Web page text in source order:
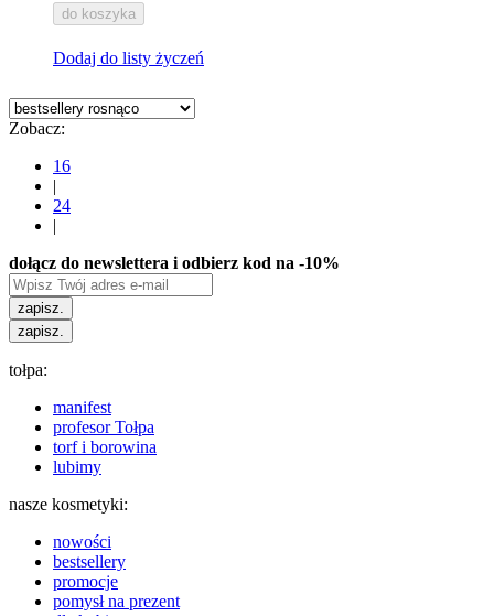
do koszyka
Dodaj do listy życzeń
Zobacz:
16
|
24
|
dołącz do newslettera i odbierz kod na -10%
zapisz.
zapisz.
tołpa:
manifest
profesor Tołpa
torf i borowina
lubimy
nasze kosmetyki:
nowości
bestsellery
promocje
pomysł na prezent